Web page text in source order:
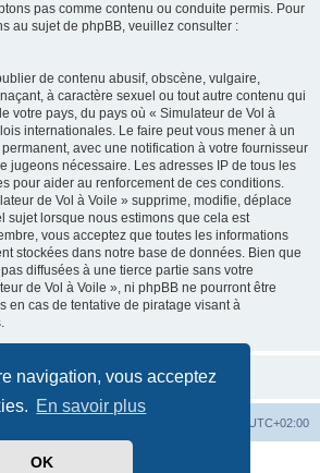
navigation, vous acceptez
En savoir plus
OK
pas comme contenu ou conduite permis. Pour
au sujet de phpBB, veuillez consulter :
de contenu abusif, obscène, vulgaire,
à caractère sexuel ou tout autre contenu qui
votre pays, du pays où « Simulateur de Vol à
internationales. Le faire peut vous mener à un
avec une notification à votre fournisseur
jugeons nécessaire. Les adresses IP de tous les
pour aider au renforcement de ces conditions.
de Vol à Voile » supprime, modifie, déplace
sujet lorsque nous estimons que cela est
vous acceptez que toutes les informations
stockées dans notre base de données. Bien que
diffusées à une tierce partie sans votre
de Vol à Voile », ni phpBB ne pourront être
en cas de tentative de piratage visant à
UTC+02:00
phpBB ® Forum Software © phpBB Limited